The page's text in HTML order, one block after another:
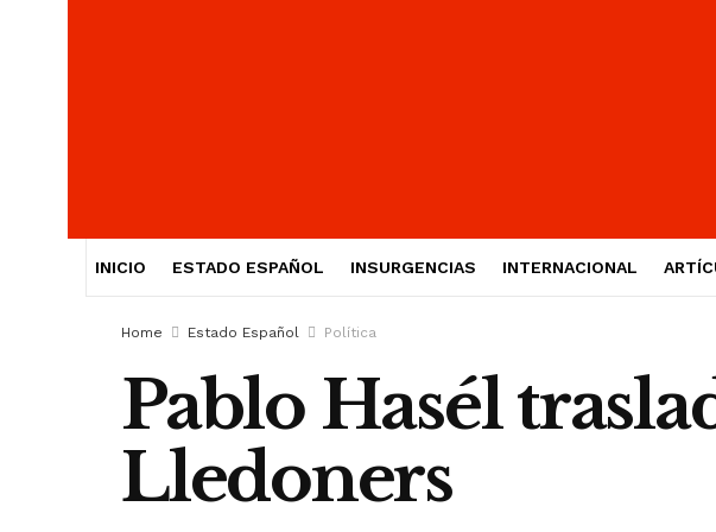
INICIO ESTADO ESPAÑOL INSURGENCIAS INTERNACIONAL
Home Estado Español Política
Pablo Hasél
Lledoners